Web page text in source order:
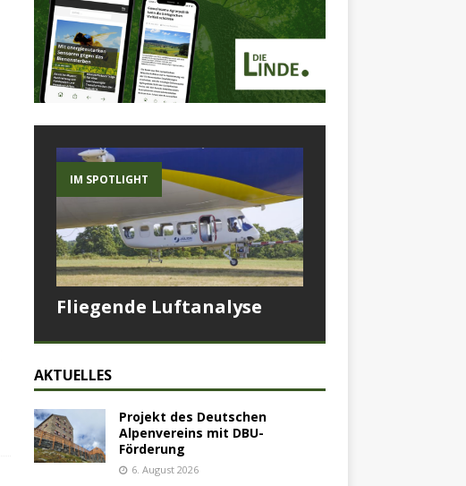
IM SPOTLIGHT
Fliegende Luftanalyse
AKTUELLES
Projekt des Deutschen
Alpenvereins mit DBU-
Förderung
6. August 2026